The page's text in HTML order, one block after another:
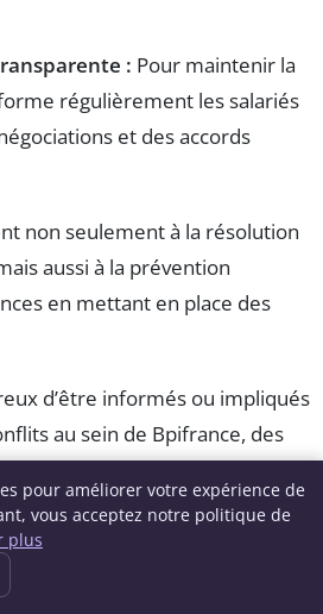
: Pour maintenir la
régulièrement les salariés
et des accords
non seulement à la résolution
aussi à la prévention
en mettant en place des
d’être informés ou impliqués
au sein de Bpifrance, des
accessibles, commeles droits
et les modalités pratiques
en 2025
pour améliorer votre expérience de
vous acceptez notre politique de
plus